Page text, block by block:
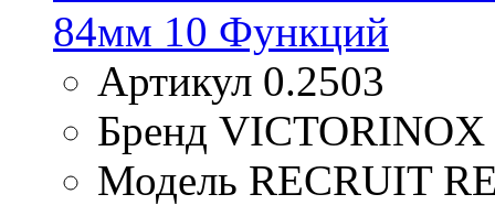
84мм 10 Функций
Артикул 0.2503
Бренд VICTORINOX
Модель RECRUIT